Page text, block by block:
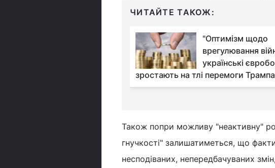
ЧИТАЙТЕ ТАКОЖ:
"Оптимізм щодо
врегулювання
українські
зростають на тлі перемоги Трампа
Також попри можливу "неактивну"
гнучкості" залишатиметься, що
несподіваних, непередбачуваних